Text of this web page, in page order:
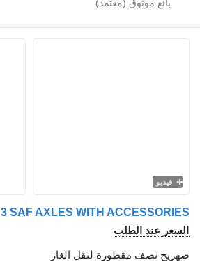
فيديو
السعر عند الطلب
صهريج نصف مقطورة لنقل الغاز